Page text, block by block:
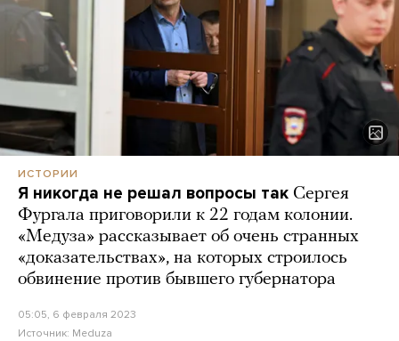
ИСТОРИИ
Я никогда не решал вопросы так Сергея
Фургала приговорили к 22 годам колонии.
«Медуза» рассказывает об очень странных
«доказательствах», на которых строилось
обвинение против бывшего губернатора
05:05, 6 февраля 2023
Источник: Meduza